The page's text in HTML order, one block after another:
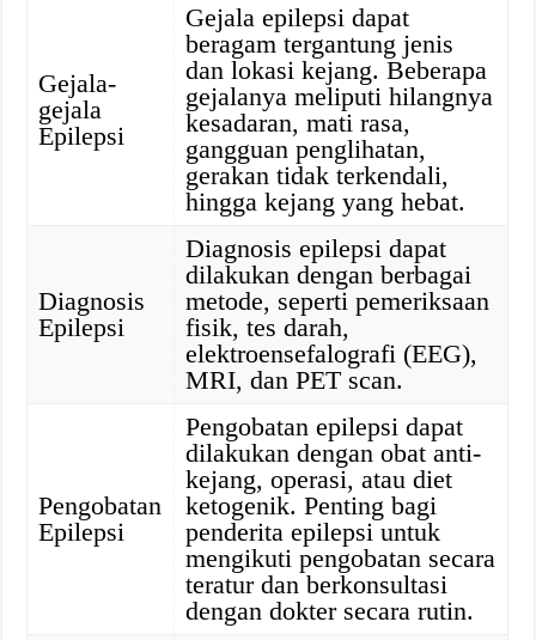
Gejala-
gejala
Epilepsi
Gejala epilepsi dapat
beragam tergantung jenis
dan lokasi kejang. Beberapa
gejalanya meliputi hilangnya
kesadaran, mati rasa,
gangguan penglihatan,
gerakan tidak terkendali,
hingga kejang yang hebat.
Diagnosis
Epilepsi
Diagnosis epilepsi dapat
dilakukan dengan berbagai
metode, seperti pemeriksaan
fisik, tes darah,
elektroensefalografi (EEG),
MRI, dan PET scan.
Pengobatan
Epilepsi
Pengobatan epilepsi dapat
dilakukan dengan obat anti-
kejang, operasi, atau diet
ketogenik. Penting bagi
penderita epilepsi untuk
mengikuti pengobatan secara
teratur dan berkonsultasi
dengan dokter secara rutin.